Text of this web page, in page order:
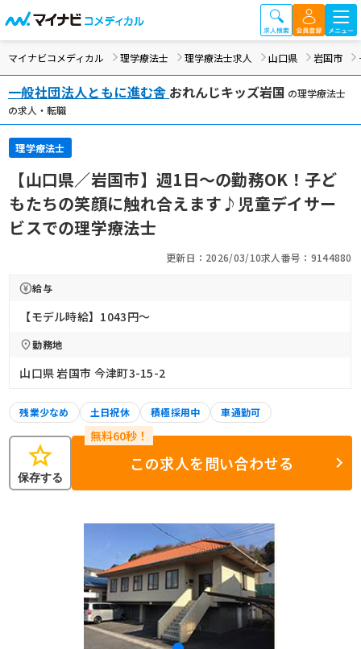
マイナビコメディカル 理学療法士 理学療法士求人 山口県 岩国市
一般社団法人ともに進む舎 おれんじキッズ岩国 の理学療法士
の求人・転職
理学療法士
【山口県／岩国市】週1日～の勤務OK！子ど
もたちの笑顔に触れ合えます♪児童デイサー
ビスでの理学療法士
更新日：2026/03/10求人番号：9144880
給与
【モデル時給】1043円〜
勤務地
山口県 岩国市 今津町3-15-2
残業少なめ 土日祝休 積極採用中 車通勤可
star
保存する
この求人を問い合わせる